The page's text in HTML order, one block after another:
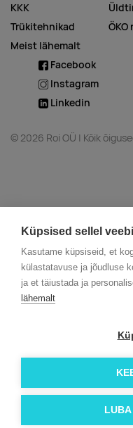
Küpsised sellel
Kasutame küpsiseid, et
külastatavuse ja jõudluse
ja et täiustada ja
lähemalt
KKK
Trükitehnikad
Meist lähemalt
Facebook
Instagram
Linkedin
© 2026 Roi OÜ | Kõik